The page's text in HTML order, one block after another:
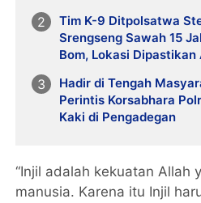
Tim K-9 Ditpolsatwa
Srengseng Sawah 15
Bom, Lokasi Dipastikan
Hadir di Tengah
Perintis Korsabhara
Kaki di Pengadegan
“Injil adalah kekuatan Allah
manusia. Karena itu Injil